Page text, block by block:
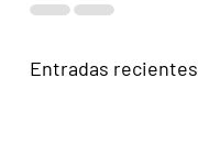
Entradas recientes